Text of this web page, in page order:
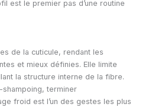
est le premier pas d’une routine
de la cuticule, rendant les
et mieux définies. Elle limite
la structure interne de la fibre.
shampoing, terminer
froid est l’un des gestes les plus